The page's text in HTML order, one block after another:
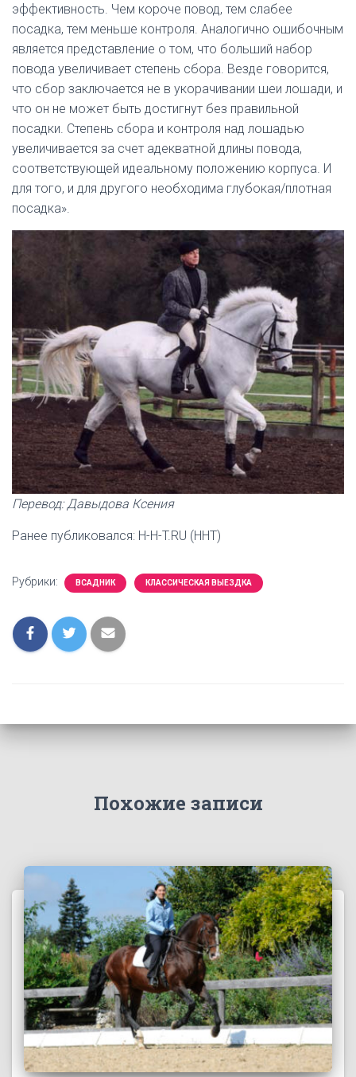
эффективность. Чем короче повод, тем слабее
посадка, тем меньше контроля. Аналогично ошибочным
является представление о том, что больший набор
повода увеличивает степень сбора. Везде говорится,
что сбор заключается не в укорачивании шеи лошади, и
что он не может быть достигнут без правильной
посадки. Степень сбора и контроля над лошадью
увеличивается за счет адекватной длины повода,
соответствующей идеальному положению корпуса. И
для того, и для другого необходима глубокая/плотная
посадка».
Перевод: Давыдова Ксения
Ранее публиковался: H-H-T.RU (HHT)
Рубрики: ВСАДНИК КЛАССИЧЕСКАЯ ВЫЕЗДКА
Похожие записи